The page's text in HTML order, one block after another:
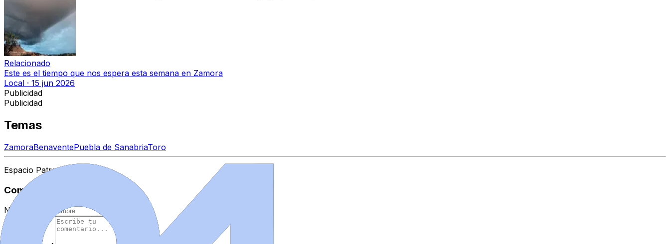
Relacionado
Este es el tiempo que nos espera esta semana en Zamora
Local · 15 jun 2026
Publicidad
Publicidad
Temas
ZamoraBenaventePuebla de SanabriaToro
Espacio Patrocinado
Comentarios
Nombre